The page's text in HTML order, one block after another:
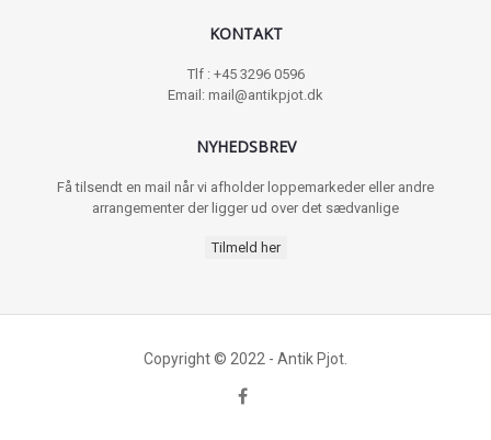
KONTAKT
Tlf : +45 3296 0596
Email: mail@antikpjot.dk
NYHEDSBREV
Få tilsendt en mail når vi afholder loppemarkeder eller andre
arrangementer der ligger ud over det sædvanlige
Tilmeld her
Copyright © 2022 - Antik Pjot.